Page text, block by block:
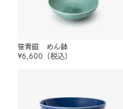
笹青磁 めん鉢
¥6,600 （税込）